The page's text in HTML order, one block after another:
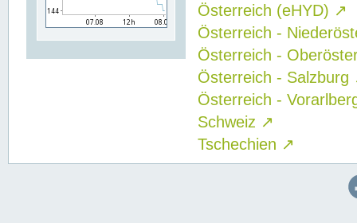
Österreich (eHYD) ↗
Österreich -
Österreich -
Österreich - Salzburg
Österreich -
Schweiz ↗
Tschechien ↗